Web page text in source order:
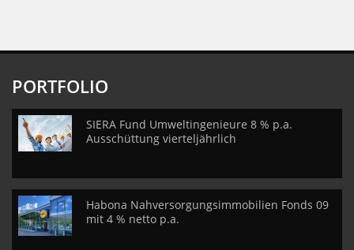
PORTFOLIO
SIERA Fund Umweltingenieure 8 % p.a.
Ausschüttung vierteljährlich
Habona Nahversorgungsimmobilien Fonds 09
mit 4 % netto p.a.